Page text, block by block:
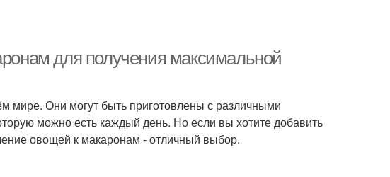
для получения максимальной
Они могут быть приготовлены с различными
можно есть каждый день. Но если вы хотите добавить
овощей к макаронам - отличный выбор.